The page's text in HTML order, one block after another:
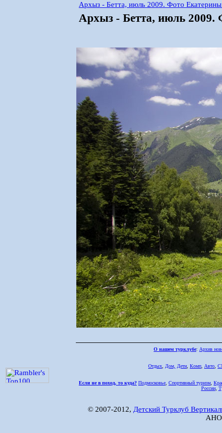
Архыз - Бетта, июль 2009. Фото
Архыз - Бетта, июль 2009.
О нашем турклубе: Архив
Отдых Дом, Дети Комп Авто
Если не в поход, то куда? Подмосковье Спортивный туризм
России,
© 2007-2012, Детский Турклуб
АНО